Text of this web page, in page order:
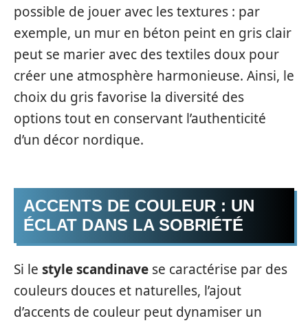
possible de jouer avec les textures : par
exemple, un mur en béton peint en gris clair
peut se marier avec des textiles doux pour
créer une atmosphère harmonieuse. Ainsi, le
choix du gris favorise la diversité des
options tout en conservant l’authenticité
d’un décor nordique.
ACCENTS DE COULEUR : UN
ÉCLAT DANS LA SOBRIÉTÉ
Si le style scandinave se caractérise par des
couleurs douces et naturelles, l’ajout
d’accents de couleur peut dynamiser un